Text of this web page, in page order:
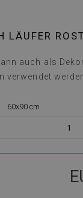
LÄUFER
auch als
verwendet
60x90 cm
1